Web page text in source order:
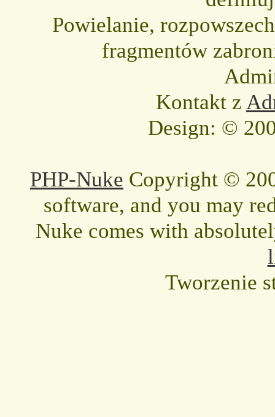
Powielanie,
fragmentów
Kontakt z
Design: ©
PHP-Nuke Copyright ©
software, and you may
Nuke comes with
Tworzenie